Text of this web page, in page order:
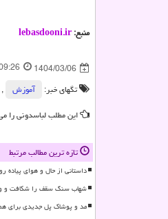
منبع:lebasdooni.ir
1404/03/06
تگهای خبر:
آموزش ,
این مطلب لباسدونی را
تازه ترین مطالب مرتبط
داستانی از حال و هوای پیاده
شهاب سنگ سقف را شکافت و
مد و پوشاک پل جدیدی برای